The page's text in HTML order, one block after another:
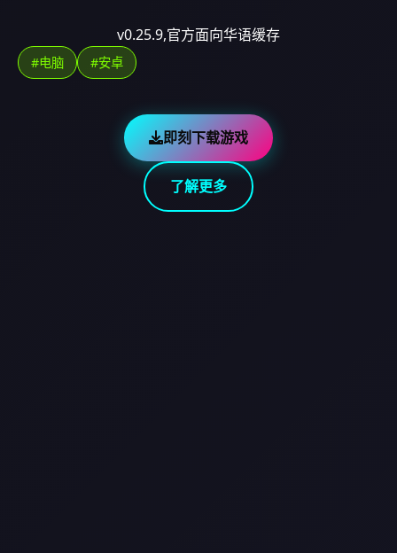
v0.25.9,官方面向华语缓存
#电脑 #安卓
即刻下载游戏
了解更多